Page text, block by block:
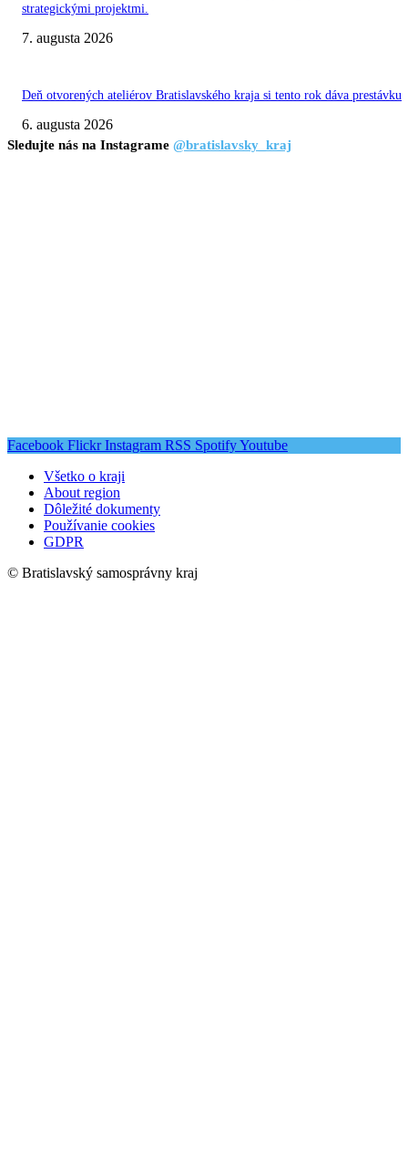
strategickými projektmi.
7. augusta 2026
Deň otvorených ateliérov Bratislavského kraja si tento rok dáva prestávku
6. augusta 2026
Sledujte nás na Instagrame @bratislavsky_kraj
Facebook Flickr Instagram RSS SpotifyYoutube
Všetko o kraji
About region
Dôležité dokumenty
Používanie cookies
GDPR
© Bratislavský samosprávny kraj